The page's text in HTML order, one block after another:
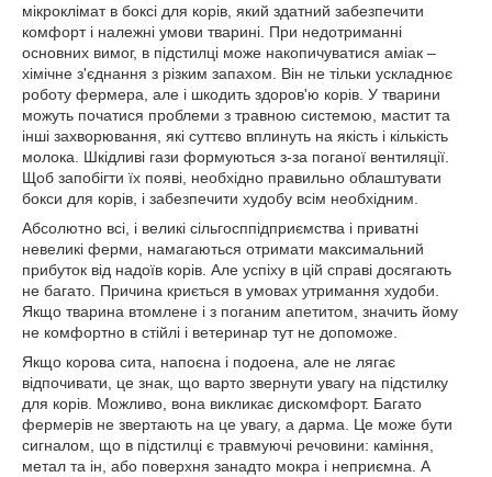
мікроклімат в боксі для корів, який здатний забезпечити
комфорт і належні умови тварині. При недотриманні
основних вимог, в підстилці може накопичуватися аміак –
хімічне з'єднання з різким запахом. Він не тільки ускладнює
роботу фермера, але і шкодить здоров'ю корів. У тварини
можуть початися проблеми з травною системою, мастит та
інші захворювання, які суттєво вплинуть на якість і кількість
молока. Шкідливі гази формуються з-за поганої вентиляції.
Щоб запобігти їх появі, необхідно правильно облаштувати
бокси для корів, і забезпечити худобу всім необхідним.
Абсолютно всі, і великі сільгосппідприємства і приватні
невеликі ферми, намагаються отримати максимальний
прибуток від надоїв корів. Але успіху в цій справі досягають
не багато. Причина криється в умовах утримання худоби.
Якщо тварина втомлене і з поганим апетитом, значить йому
не комфортно в стійлі і ветеринар тут не допоможе.
Якщо корова сита, напоєна і подоена, але не лягає
відпочивати, це знак, що варто звернути увагу на підстилку
для корів. Можливо, вона викликає дискомфорт. Багато
фермерів не звертають на це увагу, а дарма. Це може бути
сигналом, що в підстилці є травмуючі речовини: каміння,
метал та ін, або поверхня занадто мокра і неприємна. А